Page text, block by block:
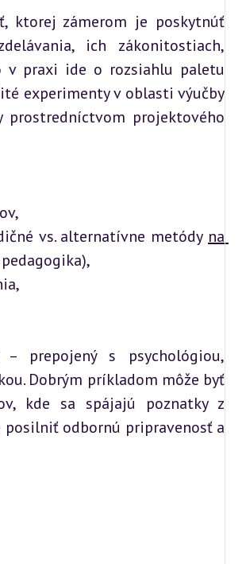
ktorej zámerom je poskytnúť
ich zákonitostiach,
v praxi ide o rozsiahlu paletu
experimenty v oblasti výučby
projektového
vs. alternatívne metódy na
prepojený s psychológiou,
Dobrým príkladom môže byť
kde sa spájajú poznatky z
posilniť odbornú pripravenosť a